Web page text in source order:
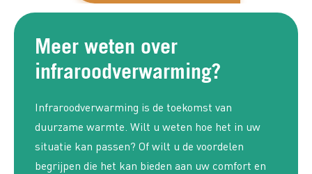
Meer weten over
infraroodverwarming?
Infraroodverwarming is de toekomst van
duurzame warmte. Wilt u weten hoe het in uw
situatie kan passen? Of wilt u de voordelen
begrijpen die het kan bieden aan uw comfort en